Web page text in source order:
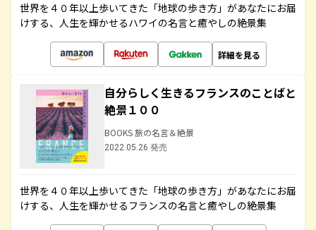
世界を４０年以上歩いてきた「地球の歩き方」があなたにお届
けする、人生を輝かせるハワイの名言と癒やしの絶景集
詳細を見る
自分らしく生きるフランスのことばと
絶景１００
BOOKS 旅の名言＆絶景
2022.05.26 発売
世界を４０年以上歩いてきた「地球の歩き方」があなたにお届
けする、人生を輝かせるフランスの名言と癒やしの絶景集